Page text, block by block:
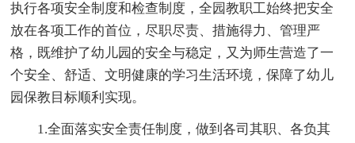
执行各项安全制度和检查制度，全园教职工始终把安全
放在各项工作的首位，尽职尽责、措施得力、管理严
格，既维护了幼儿园的安全与稳定，又为师生营造了一
个安全、舒适、文明健康的学习生活环境，保障了幼儿
园保教目标顺利实现。
1.全面落实安全责任制度，做到各司其职、各负其